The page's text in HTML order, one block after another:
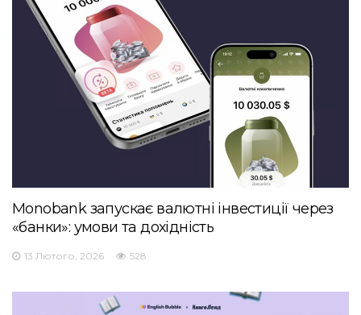
Monobank запускає валютні інвестиції через
«банки»: умови та дохідність
13 Лютого, 2026 528